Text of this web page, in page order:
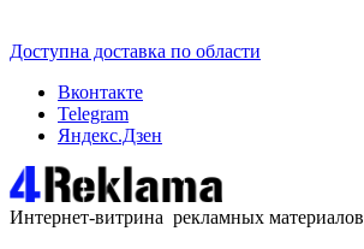
Доступна доставка по области
Вконтакте
Telegram
Яндекс.Дзен
Интернет-витрина рекламных материалов